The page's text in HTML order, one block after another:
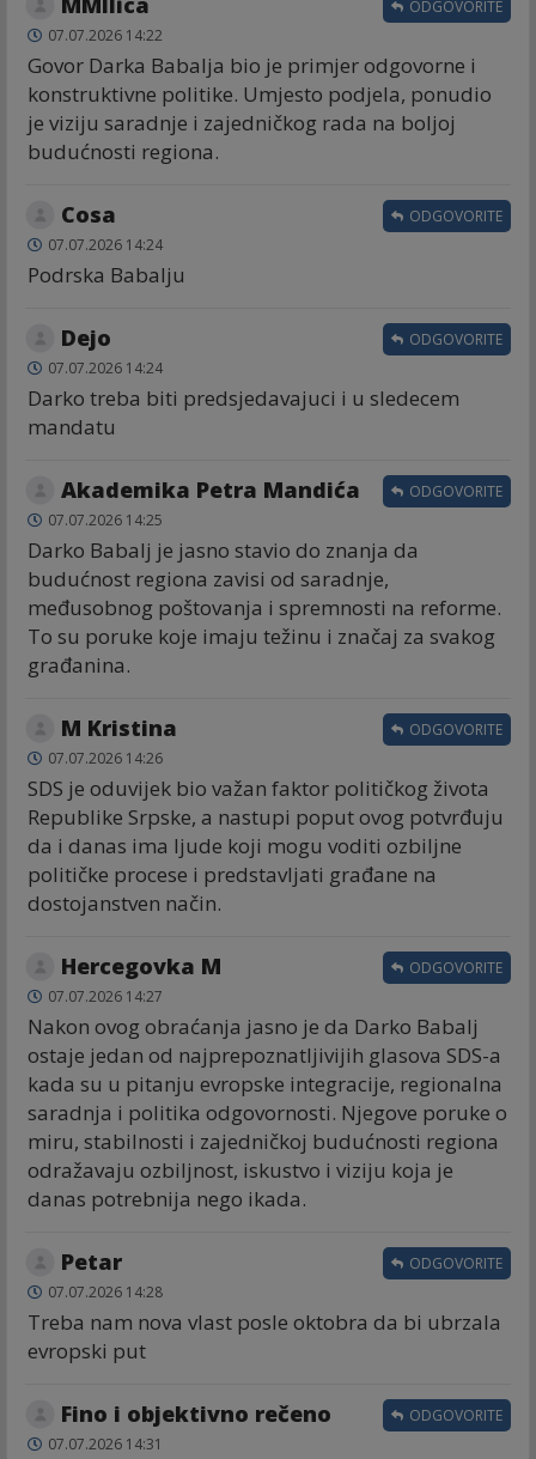
07.07.2026 14:22
Govor Darka Babalja bio je primjer odgovorne i
konstruktivne politike. Umjesto podjela, ponudio
je viziju saradnje i zajedničkog rada na boljoj
budućnosti regiona.
ODGOVORITE
Cosa
07.07.2026 14:24
Podrska Babalju
ODGOVORITE
Dejo
07.07.2026 14:24
Darko treba biti predsjedavajuci i u sledecem
mandatu
ODGOVORITE
Akademika Petra Mandića
07.07.2026 14:25
Darko Babalj je jasno stavio do znanja da
budućnost regiona zavisi od saradnje,
međusobnog poštovanja i spremnosti na reforme.
To su poruke koje imaju težinu i značaj za svakog
građanina.
ODGOVORITE
M Kristina
07.07.2026 14:26
SDS je oduvijek bio važan faktor političkog života
Republike Srpske, a nastupi poput ovog potvrđuju
da i danas ima ljude koji mogu voditi ozbiljne
političke procese i predstavljati građane na
dostojanstven način.
ODGOVORITE
Hercegovka M
07.07.2026 14:27
Nakon ovog obraćanja jasno je da Darko Babalj
ostaje jedan od najprepoznatljivijih glasova SDS-a
kada su u pitanju evropske integracije, regionalna
saradnja i politika odgovornosti. Njegove poruke o
miru, stabilnosti i zajedničkoj budućnosti regiona
odražavaju ozbiljnost, iskustvo i viziju koja je
danas potrebnija nego ikada.
ODGOVORITE
Petar
07.07.2026 14:28
Treba nam nova vlast posle oktobra da bi ubrzala
evropski put
ODGOVORITE
Fino i objektivno rečeno
07.07.2026 14:31
ODGOVORITE